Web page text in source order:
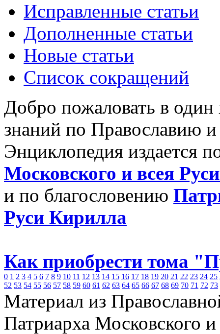
Исправленные статьи
Дополненные статьи
Новые статьи
Список сокращений
Добро пожаловать в
знаний по Православию
Энциклопедия издается
Московского и всея
и по благословению
Руси Кирилла
Как приобрести тома
0 1 2 3 4 5 6 7 8 9 10 11 12 13 14 15 16 17 18 19 20 21 22 23 24 25
52 53 54 55 56 57 58 59 60 61 62 63 64 65 66 67 68 69 70 71 72 73
Материал из
Патриарха Московского